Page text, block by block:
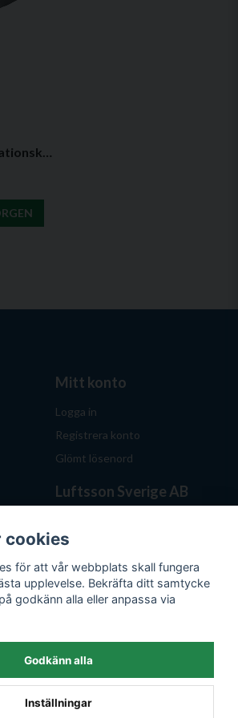
Förisolerad ventilationskanal (flera längder & diametrar)
Mitt konto
Logga in
Registrera konto
Glömt lösenord
Luftsson Sverige AB
hjälper dig att välja rätt
lösning. Hos Luftsson.se får
du personlig service, bra priser
och produkter för både hem
och företag.
E-post:kontakt@luftsson.se
cookies
för att vår webbplats skall fungera
upplevelse. Bekräfta ditt samtycke
godkänn alla eller anpassa via
Godkänn alla
Inställningar